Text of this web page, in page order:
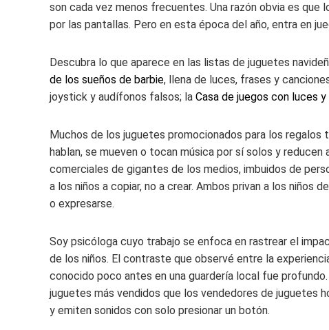
son cada vez menos frecuentes. Una razón obvia es
por las pantallas. Pero en esta época del año, entra en
Descubra lo que aparece en las listas de juguetes
de los sueños de barbie, llena de luces, frases y
joystick y audífonos falsos; la Casa de juegos con luces
Muchos de los juguetes promocionados para los
hablan, se mueven o tocan música por sí solos y
comerciales de gigantes de los medios, imbuidos de
a los niños a copiar, no a crear. Ambos privan a los niños
o expresarse.
Soy psicóloga cuyo trabajo se enfoca en rastrear el
de los niños. El contraste que observé entre la
conocido poco antes en una guardería local fue
juguetes más vendidos que los vendedores de juguetes
y emiten sonidos con solo presionar un botón.